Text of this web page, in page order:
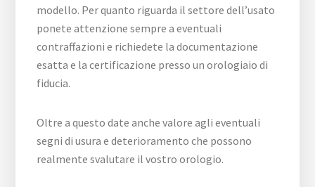
modello. Per quanto riguarda il settore dell’usato
ponete attenzione sempre a eventuali
contraffazioni e richiedete la documentazione
esatta e la certificazione presso un orologiaio di
fiducia.
Oltre a questo date anche valore agli eventuali
segni di usura e deterioramento che possono
realmente svalutare il vostro orologio.